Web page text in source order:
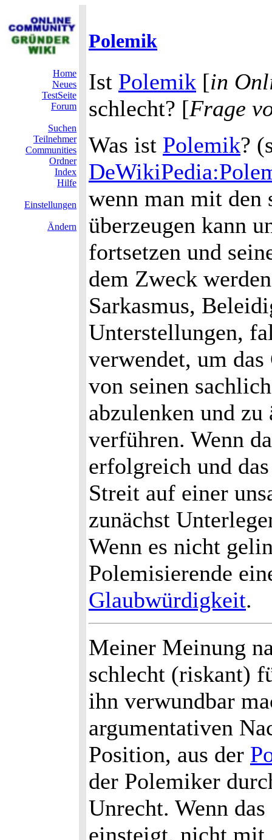
Polemik
Home
Neues
TestSeite
Forum
Suchen
Teilnehmer
Communities
Ordner
Index
Hilfe
Einstellungen
Ändern
Ist Polemik [in
schlecht? [Frage
Was ist Polemik?
wenn man mit den
überzeugen kann
fortsetzen und
dem Zweck
Sarkasmus,
Unterstellungen,
verwendet, um
von seinen
abzulenken und
verführen. Wenn
erfolgreich und
Streit auf einer
zunächst
Wenn es nicht
Polemisierende
Glaubwürdigkeit.
Meiner Meinung
schlecht (riskant)
ihn verwundbar
argumentativen
Position, aus der
der Polemiker
Unrecht. Wenn
einsteigt, nicht mit